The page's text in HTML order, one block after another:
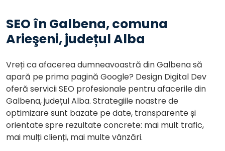
SEO în Galbena, comuna
Arieşeni, județul Alba
Vreți ca afacerea dumneavoastră din Galbena să
apară pe prima pagină Google? Design Digital Dev
oferă servicii SEO profesionale pentru afacerile din
Galbena, județul Alba. Strategiile noastre de
optimizare sunt bazate pe date, transparente și
orientate spre rezultate concrete: mai mult trafic,
mai mulți clienți, mai multe vânzări.